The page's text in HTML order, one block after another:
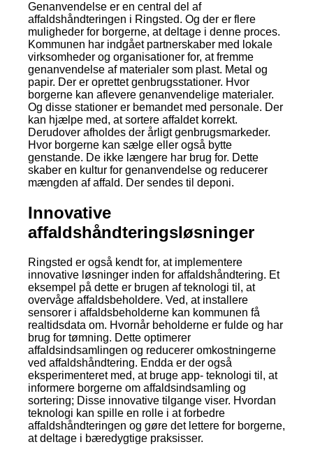
Genanvendelse er en central del af
affaldshåndteringen i Ringsted. Og der er flere
muligheder for borgerne, at deltage i denne proces.
Kommunen har indgået partnerskaber med lokale
virksomheder og organisationer for, at fremme
genanvendelse af materialer som plast. Metal og
papir. Der er oprettet genbrugsstationer. Hvor
borgerne kan aflevere genanvendelige materialer.
Og disse stationer er bemandet med personale. Der
kan hjælpe med, at sortere affaldet korrekt.
Derudover afholdes der årligt genbrugsmarkeder.
Hvor borgerne kan sælge eller også bytte
genstande. De ikke længere har brug for. Dette
skaber en kultur for genanvendelse og reducerer
mængden af affald. Der sendes til deponi.
Innovative
affaldshåndteringsløsninger
Ringsted er også kendt for, at implementere
innovative løsninger inden for affaldshåndtering. Et
eksempel på dette er brugen af teknologi til, at
overvåge affaldsbeholdere. Ved, at installere
sensorer i affaldsbeholderne kan kommunen få
realtidsdata om. Hvornår beholderne er fulde og har
brug for tømning. Dette optimerer
affaldsindsamlingen og reducerer omkostningerne
ved affaldshåndtering. Endda er der også
eksperimenteret med, at bruge app- teknologi til, at
informere borgerne om affaldsindsamling og
sortering; Disse innovative tilgange viser. Hvordan
teknologi kan spille en rolle i at forbedre
affaldshåndteringen og gøre det lettere for borgerne,
at deltage i bæredygtige praksisser.